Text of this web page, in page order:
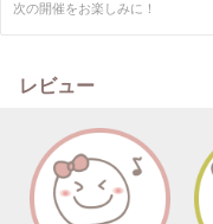
次の開催をお楽しみに！
レビュー